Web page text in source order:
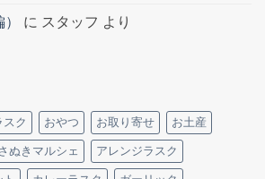
に スタッフ より
スク おやつ お取り寄せ お土産
ぬきマルシェ アレンジラスク